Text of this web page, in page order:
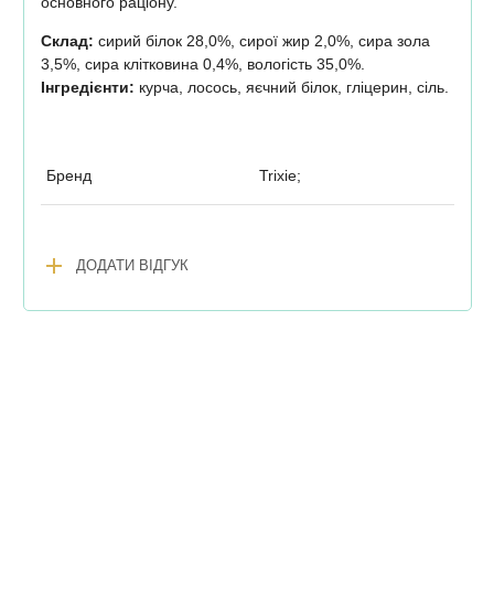
Склад: сирий білок 28,0%, сирої жир 2,0%, сира зола
3,5%, сира клітковина 0,4%, вологість 35,0%.
Інгредієнти: курча, лосось, яєчний білок, гліцерин, сіль.
Бренд Trixie;
add ДОДАТИ ВІДГУК